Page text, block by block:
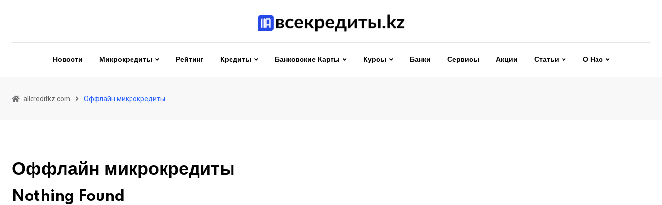
Новости Микрокредиты Рейтинг Кредиты Банковские Карты Курсы Банки Сервисы Акции Статьи О Нас
allcreditkz.com Оффлайн микрокредиты
Оффлайн микрокредиты
Nothing Found